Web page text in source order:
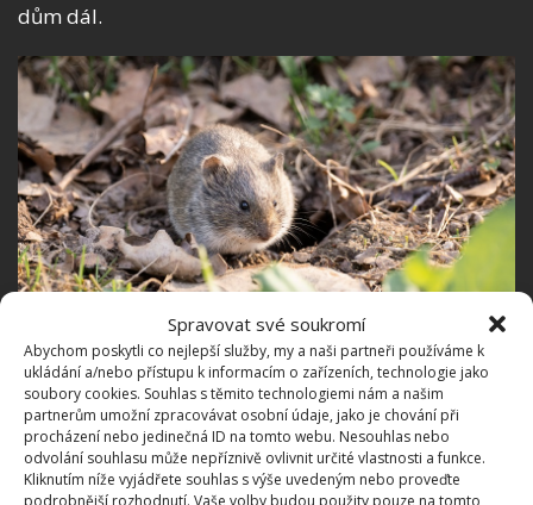
Spravovat své soukromí
Abychom poskytli co nejlepší služby, my a naši partneři používáme k
ukládání a/nebo přístupu k informacím o zařízeních, technologie jako
soubory cookies. Souhlas s těmito technologiemi nám a našim
partnerům umožní zpracovávat osobní údaje, jako je chování při
procházení nebo jedinečná ID na tomto webu. Nesouhlas nebo
odvolání souhlasu může nepříznivě ovlivnit určité vlastnosti a funkce.
Kliknutím níže vyjádřete souhlas s výše uvedeným nebo proveďte
podrobnější rozhodnutí. Vaše volby budou použity pouze na tomto
dům dál.
Fotografie: Freepik
Jak se zbavit hrabošů